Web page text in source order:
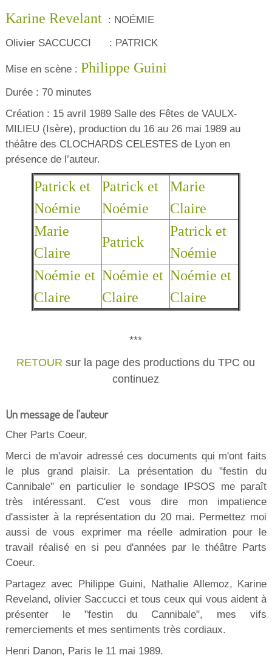
Karine Revelant: NOÉMIE
Olivier SACCUCCI : PATRICK
Mise en scène : Philippe Guini
Durée : 70 minutes
Création : 15 avril 1989 Salle des Fêtes de VAULX-
MILIEU (Isère), production du 16 au 26 mai 1989 au
théâtre des CLOCHARDS CELESTES de Lyon en
présence de l’auteur.
Patrick et
Noémie
Patrick et
Noémie
Marie
Claire
Marie
Claire
Patrick
Patrick et
Noémie
Noémie et
Claire
Noémie et
Claire
Noémie et
Claire
***
RETOUR sur la page des productions du TPC ou
continuez
Un message de l'auteur
Cher Parts Coeur,
Merci de m'avoir adressé ces documents qui m'ont faits
le plus grand plaisir. La présentation du "festin du
Cannibale" en particulier le sondage IPSOS me paraît
très intéressant. C'est vous dire mon impatience
d'assister à la représentation du 20 mai. Permettez moi
aussi de vous exprimer ma réelle admiration pour le
travail réalisé en si peu d'années par le théâtre Parts
Coeur.
Partagez avec Philippe Guini, Nathalie Allemoz, Karine
Reveland, olivier Saccucci et tous ceux qui vous aident à
présenter le "festin du Cannibale", mes vifs
remerciements et mes sentiments très cordiaux.
Henri Danon, Paris le 11 mai 1989.